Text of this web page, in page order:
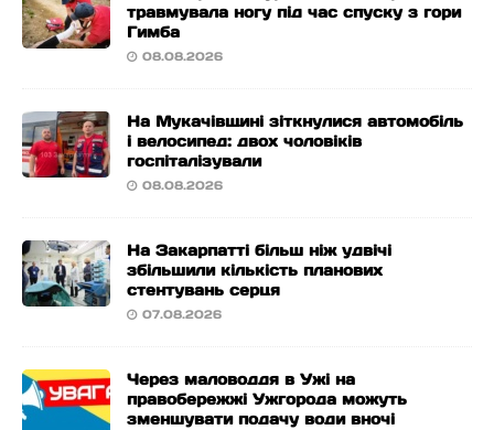
травмувала ногу під час спуску з гори
Гимба
08.08.2026
На Мукачівщині зіткнулися автомобіль
і велосипед: двох чоловіків
госпіталізували
08.08.2026
На Закарпатті більш ніж удвічі
збільшили кількість планових
стентувань серця
07.08.2026
Через маловоддя в Ужі на
правобережжі Ужгорода можуть
зменшувати подачу води вночі